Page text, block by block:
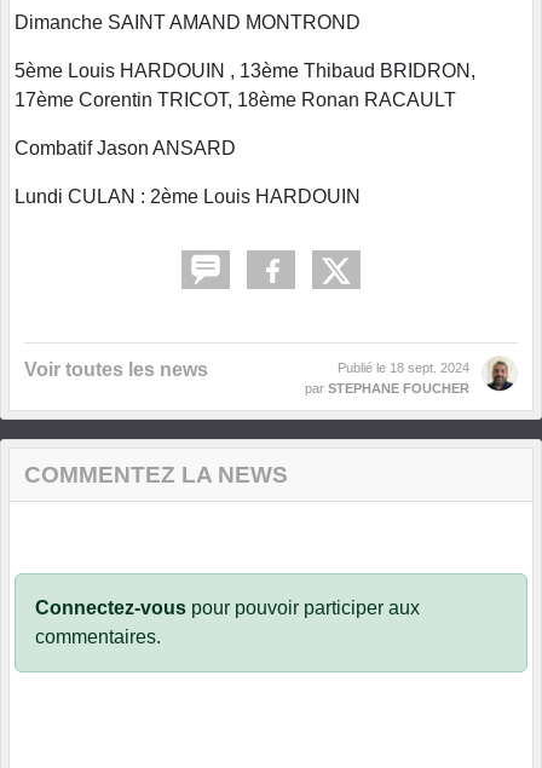
Dimanche SAINT AMAND MONTROND
5ème Louis HARDOUIN , 13ème Thibaud BRIDRON,
17ème Corentin TRICOT, 18ème Ronan RACAULT
Combatif Jason ANSARD
Lundi CULAN : 2ème Louis HARDOUIN
Voir toutes les news Publié le 18 sept. 2024
par STEPHANE FOUCHER
COMMENTEZ LA NEWS
Connectez-vous pour pouvoir participer aux
commentaires.